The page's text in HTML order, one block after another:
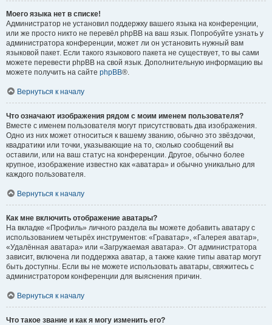
Моего языка нет в списке!
Администратор не установил поддержку вашего языка на конференции,
или же просто никто не перевёл phpBB на ваш язык. Попробуйте узнать у
администратора конференции, может ли он установить нужный вам
языковой пакет. Если такого языкового пакета не существует, то вы сами
можете перевести phpBB на свой язык. Дополнительную информацию вы
можете получить на сайте phpBB®.
Вернуться к началу
Что означают изображения рядом с моим именем пользователя?
Вместе с именем пользователя могут присутствовать два изображения.
Одно из них может относиться к вашему званию, обычно это звёздочки,
квадратики или точки, указывающие на то, сколько сообщений вы
оставили, или на ваш статус на конференции. Другое, обычно более
крупное, изображение известно как «аватара» и обычно уникально для
каждого пользователя.
Вернуться к началу
Как мне включить отображение аватары?
На вкладке «Профиль» личного раздела вы можете добавить аватару с
использованием четырёх инструментов: «Граватар», «Галерея аватар»,
«Удалённая аватара» или «Загружаемая аватара». От администратора
зависит, включена ли поддержка аватар, а также какие типы аватар могут
быть доступны. Если вы не можете использовать аватары, свяжитесь с
администратором конференции для выяснения причин.
Вернуться к началу
Что такое звание и как я могу изменить его?